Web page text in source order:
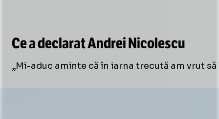
Ce a declarat Andrei Nicolescu
„Mi-aduc aminte că în iarna trecută am vrut